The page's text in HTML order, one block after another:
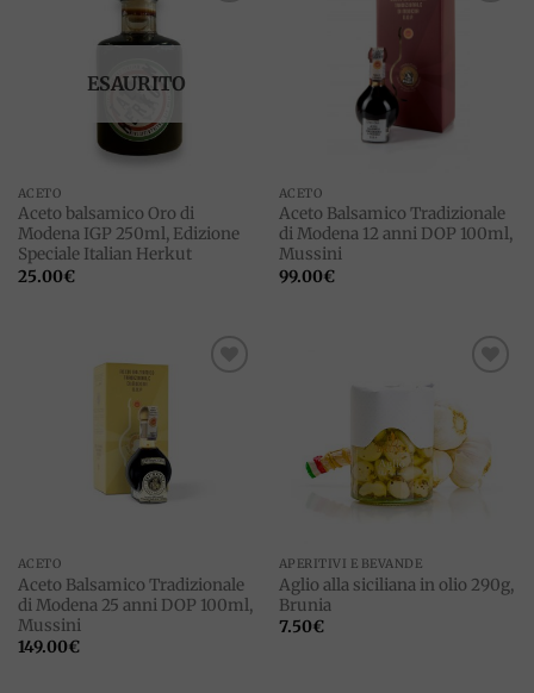
ESAURITO
ACETO
Aceto balsamico Oro di
Modena IGP 250ml, Edizione
Speciale Italian Herkut
25.00€
ACETO
Aceto Balsamico Tradizionale
di Modena 12 anni DOP 100ml,
Mussini
99.00€
ACETO
Aceto Balsamico Tradizionale
di Modena 25 anni DOP 100ml,
Mussini
149.00€
wishlist
APERITIVI E BEVANDE
Aglio alla siciliana in olio 290g,
Brunia
7.50€